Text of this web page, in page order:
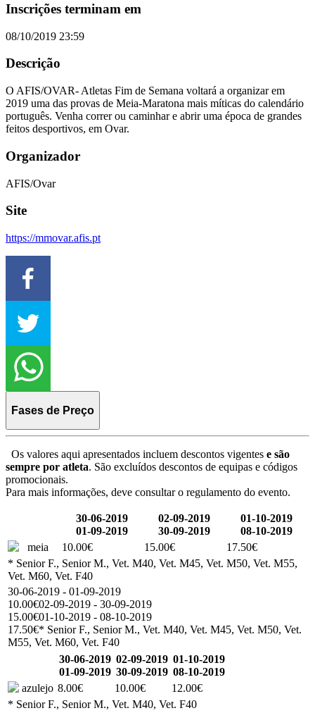
Inscrições terminam em
08/10/2019 23:59
Descrição
O AFIS/OVAR- Atletas Fim de Semana voltará a organizar em
2019 uma das provas de Meia-Maratona mais míticas do calendário
português. Venha correr ou caminhar e abrir uma época de grandes
feitos desportivos, em Ovar.
Organizador
AFIS/Ovar
Site
https://mmovar.afis.pt
Fases de Preço
Os valores aqui apresentados incluem descontos vigentes e são
sempre por atleta. São excluídos descontos de equipas e códigos
promocionais.
Para mais informações, deve consultar o regulamento do evento.
30-06-2019
01-09-2019
02-09-2019
30-09-2019
01-10-2019
08-10-2019
meia
10.00€ 15.00€
17.50€
* Senior F., Senior M., Vet. M40, Vet. M45, Vet. M50, Vet. M55,
Vet. M60, Vet. F40
30-06-2019 - 01-09-2019
10.00€02-09-2019 - 30-09-2019
15.00€01-10-2019 - 08-10-2019
17.50€* Senior F., Senior M., Vet. M40, Vet. M45, Vet. M50, Vet.
M55, Vet. M60, Vet. F40
30-06-2019
01-09-2019
02-09-2019
30-09-2019
01-10-2019
08-10-2019
azulejo 8.00€ 10.00€
12.00€
* Senior F., Senior M., Vet. M40, Vet. F40